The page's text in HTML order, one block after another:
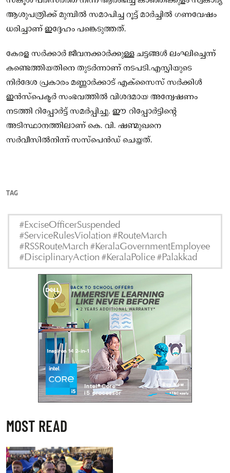
ആശുപത്രിക്ക് മുമ്പിൽ സമാപിച്ച റൂട്ട് മാർച്ചിൽ ഗണവേഷം
ധരിച്ചാണ് ഇദ്ദേഹം പങ്കെടുത്തത്.
കേരള സർക്കാർ ജീവനക്കാർക്കുള്ള ചട്ടങ്ങൾ ലംഘിച്ചെന്ന്
കണ്ടെത്തിയതിനെ തുടർന്നാണ് നടപടി.എസ്പിയുടെ
നിർദേശ പ്രകാരം മണ്ണാർക്കാട് എക്‌സൈസ് സർക്കിൾ
ഇൻസ്‌പെക്ടർ സംഭവത്തിൽ വിശദമായ അന്വേഷണം
നടത്തി റിപ്പോർട്ട് സമർപ്പിച്ചു. ഈ റിപ്പോർട്ടിൻ്റെ
അടിസ്ഥാനത്തിലാണ് കെ. വി. ഷണ്മുഖനെ
സർവീസിൽനിന്ന് സസ്‌പെൻഡ് ചെയ്തത്.
TAG
#ExciseOfficerSuspended
#ServiceRulesViolation #RouteMarch
#RSSRouteMarch #KeralaGovernmentEmployee
#DisciplinaryAction #KeralaPolice #Palakkad
MOST READ